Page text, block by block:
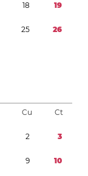
18 19
25 26
Cu Ct
2 3
9 10